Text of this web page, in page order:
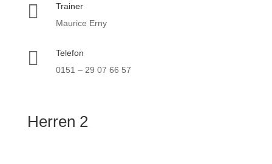

Trainer
Maurice Erny

Telefon
0151 – 29 07 66 57
Herren 2